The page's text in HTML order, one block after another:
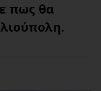
πως θα